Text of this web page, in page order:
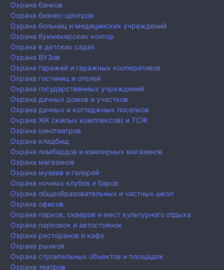
Охрана банков
Охрана бизнес–центров
Охрана больниц и медицинских учреждений
Охрана букмекерских контор
Охрана в детских садах
Охрана ВУЗов
Охрана гаражей и гаражных кооперативов
Охрана гостиниц и отелей
Охрана государственных учреждений
Охрана дачных домов и участков
Охрана дачных и коттеджных поселков
Охрана ЖК (жилых комплексов) и ТСЖ
Охрана кинотеатров
Охрана кладбищ
Охрана ломбардов и ювелирных магазинов
Охрана магазинов
Охрана музеев и галерей
Охрана ночных клубов и баров
Охрана общеобразовательных и частных школ
Охрана офисов
Охрана парков, скверов и мест культурного отдыха
Охрана парковок и автостоянок
Охрана ресторанов и кафе
Охрана рынков
Охрана строительных объектов и площадок
Охрана театров